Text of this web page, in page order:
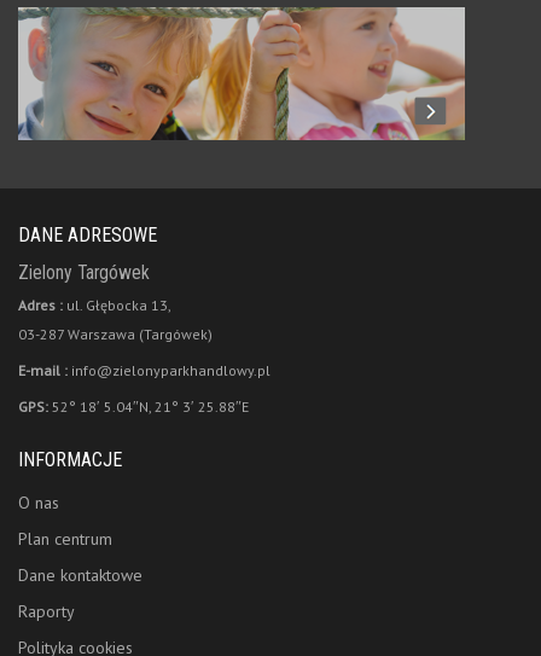
DANE ADRESOWE
Zielony Targówek
Adres : ul. Głębocka 13,
03-287 Warszawa (Targówek)
E-mail : info@zielonyparkhandlowy.pl
GPS: 52° 18′ 5.04″N, 21° 3′ 25.88″E
INFORMACJE
O nas
Plan centrum
Dane kontaktowe
Raporty
Polityka cookies